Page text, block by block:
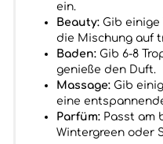
ein.
Beauty:Gib einige
die Mischung auf
Baden:Gib 6-8
genieße den Duft.
Massage:Gib
eine
Parfüm:Passt am
Wintergreen oder